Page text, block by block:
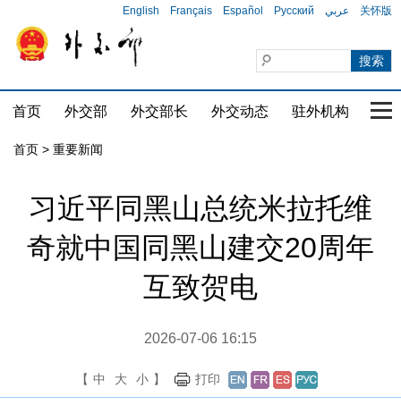
English Français Español Русский عربي 关怀版
首页 外交部 外交部长 外交动态 驻外机构 国
首页 > 重要新闻
习近平同黑山总统米拉托维
奇就中国同黑山建交20周年
互致贺电
2026-07-06 16:15
【 中 大 小 】 打印